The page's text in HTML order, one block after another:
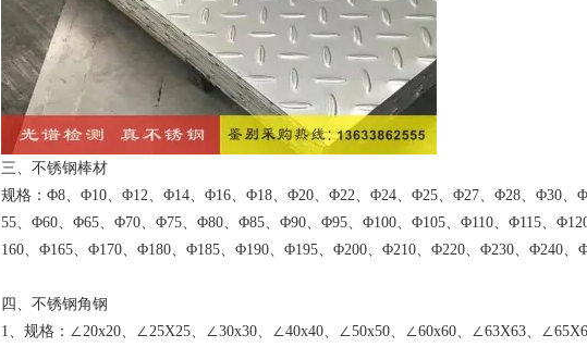
三、不锈钢棒材
规格：Φ8、Φ10、Φ12、Φ14、Φ16、Φ18、Φ20、Φ22、Φ24、Φ25、Φ27、Φ28、Φ30
55、Φ60、Φ65、Φ70、Φ75、Φ80、Φ85、Φ90、Φ95、Φ100、Φ105、Φ110、Φ115、
160、Φ165、Φ170、Φ180、Φ185、Φ190、Φ195、Φ200、Φ210、Φ220、Φ230、Φ240、
四、不锈钢角钢
1、规格：∠20x20、∠25X25、∠30x30、∠40x40、∠50x50、∠60x60、∠63X63、